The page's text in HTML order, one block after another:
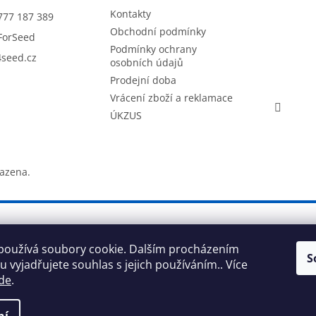
soubory cookie. Dalším procházením
vyjadřujete souhlas s jejich používáním.. Více
.
187 389
Kontakty
Obchodní podmínky
Podmínky ochrany
osobních údajů
Prodejní doba
Vrácení zboží a reklamace
ÚKZUS